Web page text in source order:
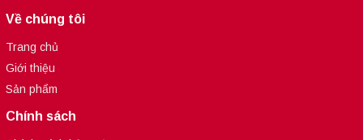
Về chúng tôi
Trang chủ
Giới thiệu
Sản phẩm
Chính sách